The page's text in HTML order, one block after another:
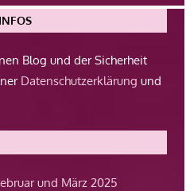
Blog und der Sicherheit
Datenschutzerklärung und
und März 2025